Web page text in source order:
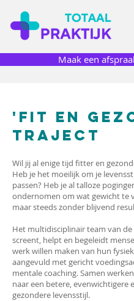
Maak een
'Fit EN
traject
Wil jij al enige tijd fitter en
Heb je het moeilijk om je
passen? Heb je al talloze
ondernomen om wat gewicht te
maar steeds zonder blijvend
Het multidisciplinair team van
screent, helpt en begeleidt
werk willen maken van hun
aangevuld met gericht
mentale coaching. Samen
naar een betere, evenwichtigere
gezondere levensstijl.